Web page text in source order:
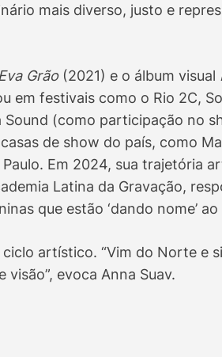
mais diverso, justo e
Eva Grão (2021) e o álbum visual
em festivais como o Rio 2C,
(como participação no
de show do país, como
Em 2024, sua trajetória
Latina da Gravação,
que estão ‘dando nome’
artístico. “Vim do Norte e
evoca Anna Suav.